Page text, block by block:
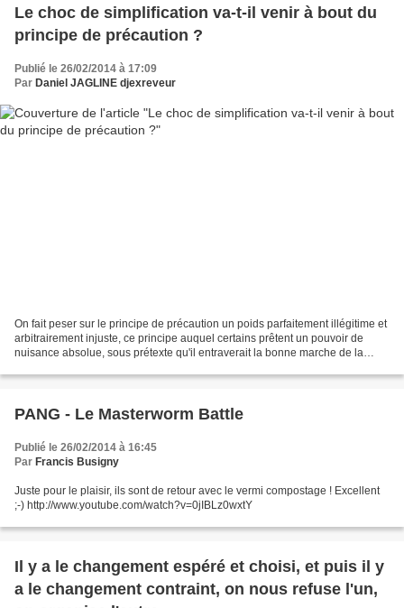
Le choc de simplification va-t-il venir à bout du
principe de précaution ?
Publié le 26/02/2014 à 17:09
Par Daniel JAGLINE djexreveur
On fait peser sur le principe de précaution un poids parfaitement illégitime et
arbitrairement injuste, ce principe auquel certains prêtent un pouvoir de
nuisance absolue, sous prétexte qu'il entraverait la bonne marche de la
PANG - Le Masterworm Battle
Publié le 26/02/2014 à 16:45
Par Francis Busigny
Juste pour le plaisir, ils sont de retour avec le vermi compostage ! Excellent
;-) http://www.youtube.com/watch?v=0jIBLz0wxtY
Il y a le changement espéré et choisi, et puis il y
a le changement contraint, on nous refuse l'un,